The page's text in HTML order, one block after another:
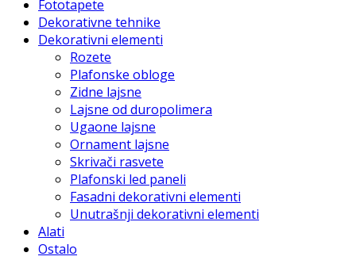
Fototapete
Dekorativne tehnike
Dekorativni elementi
Rozete
Plafonske obloge
Zidne lajsne
Lajsne od duropolimera
Ugaone lajsne
Ornament lajsne
Skrivači rasvete
Plafonski led paneli
Fasadni dekorativni elementi
Unutrašnji dekorativni elementi
Alati
Ostalo